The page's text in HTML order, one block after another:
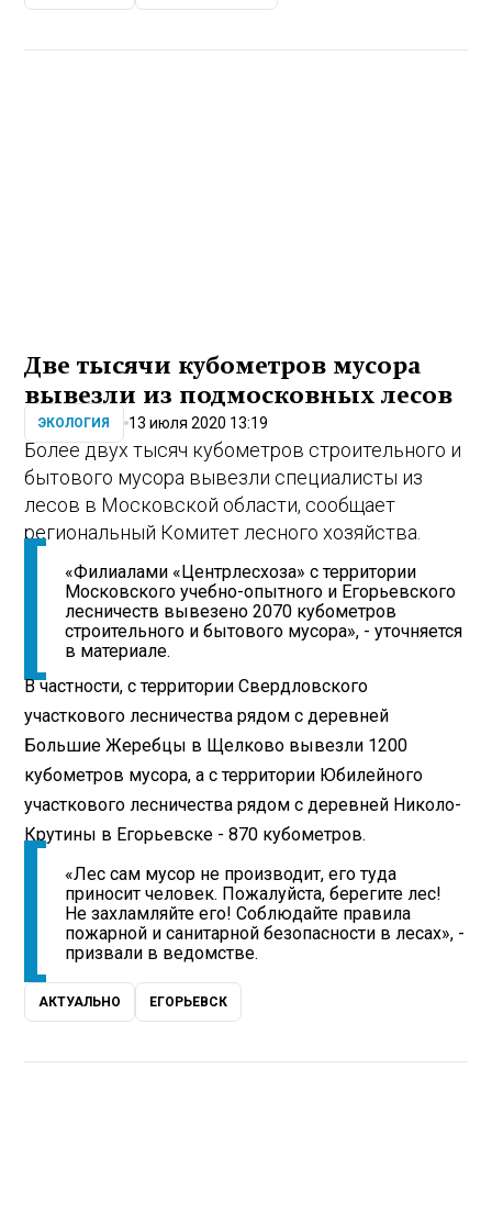
Две тысячи кубометров мусора
вывезли из подмосковных лесов
ЭКОЛОГИЯ 13 июля 2020 13:19
Более двух тысяч кубометров строительного и
бытового мусора вывезли специалисты из
лесов в Московской области, сообщает
региональный Комитет лесного хозяйства.
«Филиалами «Центрлесхоза» с территории
Московского учебно-опытного и Егорьевского
лесничеств вывезено 2070 кубометров
строительного и бытового мусора», - уточняется
в материале.
В частности, с территории Свердловского
участкового лесничества рядом с деревней
Большие Жеребцы в Щелково вывезли 1200
кубометров мусора, а с территории Юбилейного
участкового лесничества рядом с деревней Николо-
Крутины в Егорьевске - 870 кубометров.
«Лес сам мусор не производит, его туда
приносит человек. Пожалуйста, берегите лес!
Не захламляйте его! Соблюдайте правила
пожарной и санитарной безопасности в лесах», -
призвали в ведомстве.
АКТУАЛЬНО ЕГОРЬЕВСК